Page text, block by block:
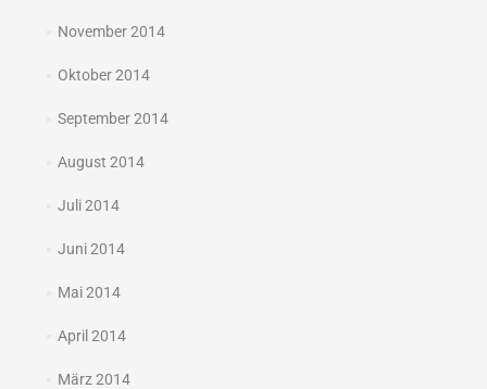
November 2014
Oktober 2014
September 2014
August 2014
Juli 2014
Juni 2014
Mai 2014
April 2014
März 2014